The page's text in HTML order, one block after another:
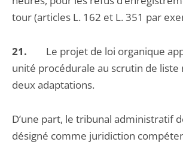
tour (articles L. 162 et L. 351 par
21. Le projet de loi organique
unité procédurale au scrutin de liste
deux adaptations.
D’une part, le tribunal administratif
désigné comme juridiction